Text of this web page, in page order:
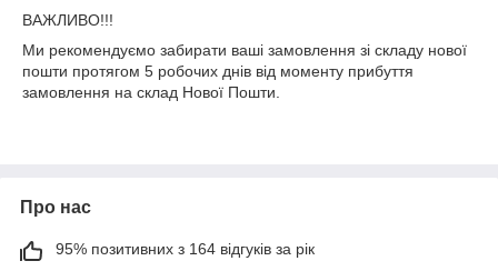
ВАЖЛИВО!!!
Ми рекомендуємо забирати ваші замовлення зі складу нової
пошти протягом 5 робочих днів від моменту прибуття
замовлення на склад Нової Пошти.
Про нас
95% позитивних з 164 відгуків за рік